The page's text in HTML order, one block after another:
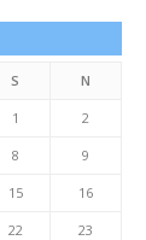
S N
1 2
8 9
15 16
22 23